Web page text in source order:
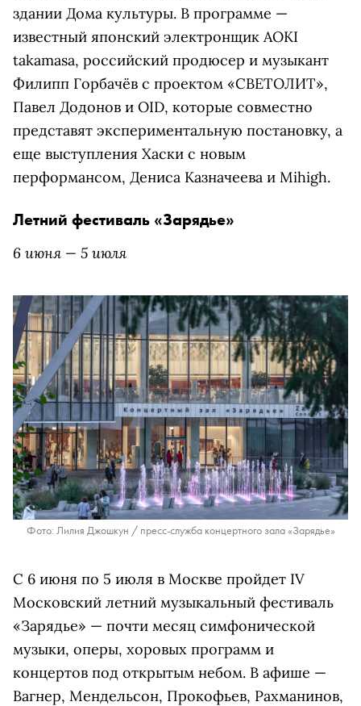
здании Дома культуры. В программе —
известный японский электронщик AOKI
takamasa, российский продюсер и музыкант
Филипп Горбачёв с проектом «СВЕТОЛИТ»,
Павел Додонов и OID, которые совместно
представят экспериментальную постановку, а
еще выступления Хаски с новым
перформансом, Дениса Казначеева и Mihigh.
Летний фестиваль «Зарядье»
6 июня — 5 июля
Фото: Лилия Джошкун / пресс-служба концертного зала «Зарядье»
С 6 июня по 5 июля в Москве пройдет IV
Московский летний музыкальный фестиваль
«Зарядье» — почти месяц симфонической
музыки, оперы, хоровых программ и
концертов под открытым небом. В афише —
Вагнер, Мендельсон, Прокофьев, Рахманинов,